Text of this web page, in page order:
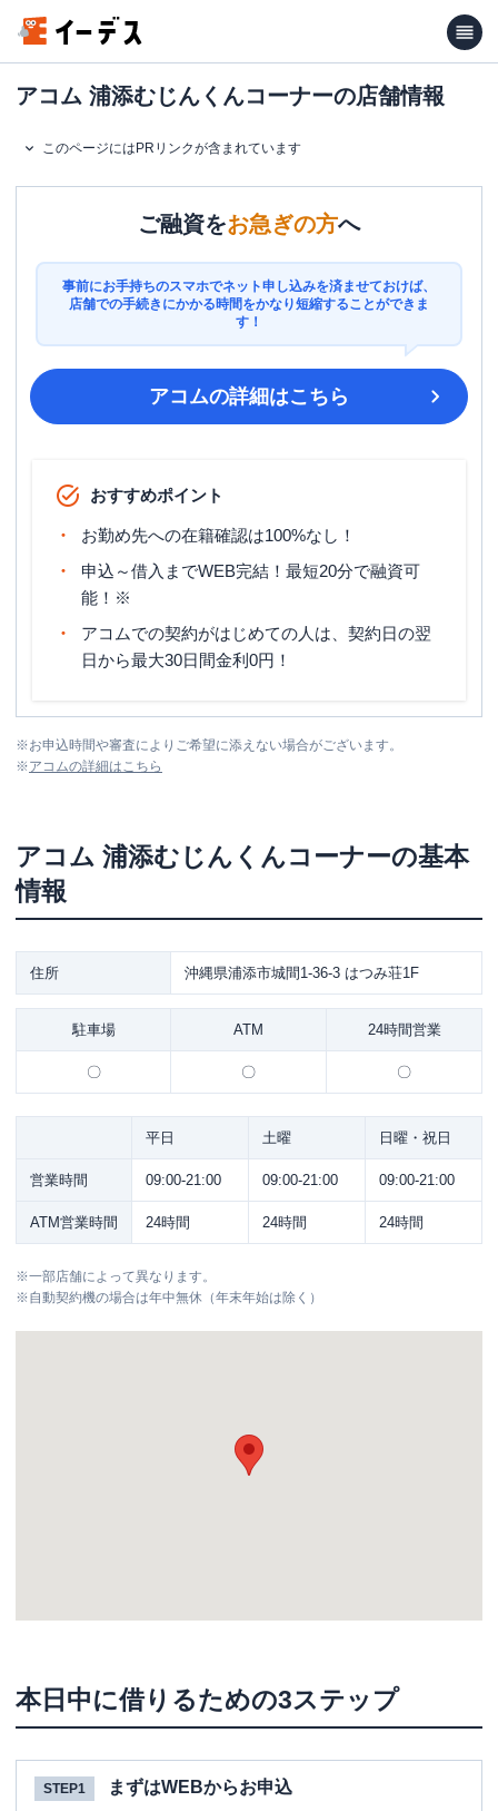
アコム 浦添むじんくんコーナーの店舗情報
このページにはPRリンクが含まれています
ご融資をお急ぎの方へ
事前にお手持ちのスマホでネット申し込みを済ませておけば、
店舗での手続きにかかる時間をかなり短縮することができま
す！
アコムの詳細はこちら
おすすめポイント
お勤め先への在籍確認は100%なし！
申込～借入までWEB完結！最短20分で融資可
能！※
アコムでの契約がはじめての人は、契約日の翌
日から最大30日間金利0円！
※お申込時間や審査によりご希望に添えない場合がございます。
※アコムの詳細はこちら
アコム 浦添むじんくんコーナーの基本
情報
住所 沖縄県浦添市城間1-36-3 はつみ荘1F
駐車場 ATM 24時間営業
〇 〇 〇
平日 土曜 日曜・祝日
営業時間 09:00-21:00 09:00-21:00 09:00-21:00
ATM営業時間 24時間 24時間 24時間
※一部店舗によって異なります。
※自動契約機の場合は年中無休（年末年始は除く）
本日中に借りるための3ステップ
STEP1 まずはWEBからお申込